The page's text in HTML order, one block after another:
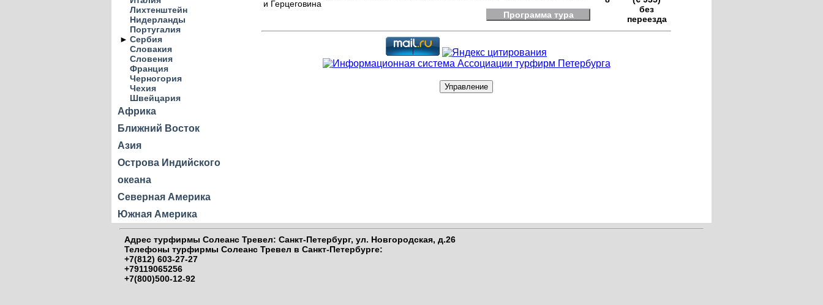
Лихтенштейн
Нидерланды
Португалия
► Сербия
Словакия
Словения
Франция
Черногория
Чехия
Швейцария
Африка
Ближний Восток
Азия
Острова Индийского
океана
Северная Америка
Южная Америка
и Герцеговина
Программа тура
без
переезда
Адрес турфирмы Солеанс Тревел: Санкт-Петербург, ул. Новгородская, д.26
Телефоны турфирмы Солеанс Тревел в Санкт-Петербурге:
+7(812) 603-27-27
+79119065256
+7(800)500-12-92